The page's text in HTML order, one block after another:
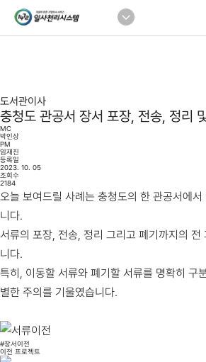
도서관이사
충청도 관공서 장서 포장, 전송, 정리
MC
박인상
PM
임재진
등록일
2023. 10. 05
조회수
2184
오늘 보여드릴 사례는 충청도의 한 관공서에
니다.
서류의 포장, 전송, 정리 그리고 폐기까지의 전
니다.
특히, 이동할 서류와 폐기할 서류를 명확히 구
별한 주의를 기울였습니다.
#장서이전
이전 프로젝트